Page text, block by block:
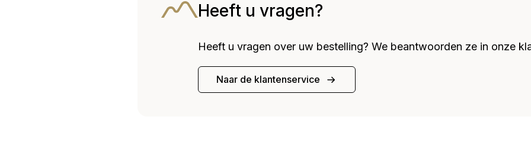
Heeft u vragen?
Heeft u vragen over uw bestelling? We beantwoorden ze in onze
Naar de klantenservice